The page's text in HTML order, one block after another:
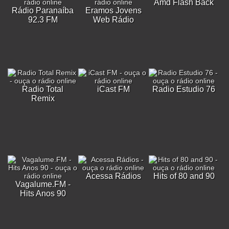
Rádio Paranaíba
92.3 FM
Eramos Jovens
Web Rádio
Amd Flash Back
Radio Total
Remix
iCast FM Radio Estudio 76
Vagalume.FM -
Hits Anos 90
Acessa Rádios Hits of 80 and 90